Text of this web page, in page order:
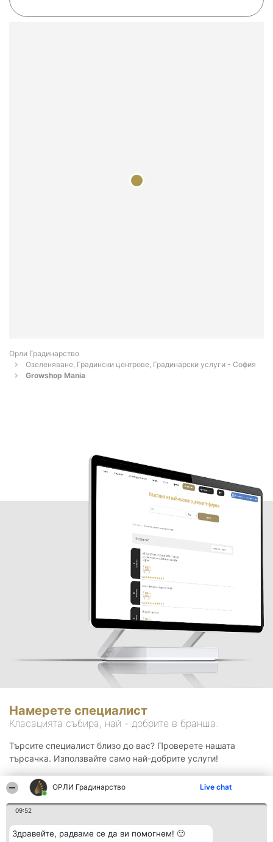
ОРЛИ Градинарство Live chat
09:52
Здравейте, радваме се да ви помогнем! 🙂
Орли Градинарство
Озеленяване, Градински центрове, Градинарски услуги - София
Growshop Mania
Намерете специалист
Класацията събира, най - добрите в бранша.
Търсите специалист близо до вас? Проверете нашата
търсачка. Използвайте само най-добрите услуги!